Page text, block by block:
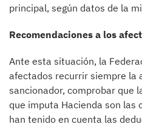
principal, según datos de la
Recomendaciones a los
Ante esta situación, la
afectados recurrir siempre la
sancionador, comprobar que
que imputa Hacienda son las
han tenido en cuenta las